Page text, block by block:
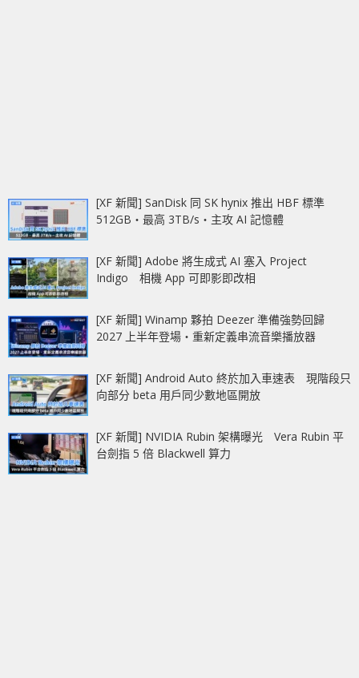
[XF 新聞] SanDisk 同 SK hynix 推出 HBF 標準
512GB‧最高 3TB/s‧主攻 AI 記憶體
[XF 新聞] Adobe 將生成式 AI 塞入 Project
Indigo 相機 App 可即影即改相
[XF 新聞] Winamp 夥拍 Deezer 準備強勢回歸
2027 上半年登場‧重新定義串流音樂播放器
[XF 新聞] Android Auto 終於加入車速表 現階段只
向部分 beta 用戶同少數地區開放
[XF 新聞] NVIDIA Rubin 架構曝光 Vera Rubin 平
台劍指 5 倍 Blackwell 算力